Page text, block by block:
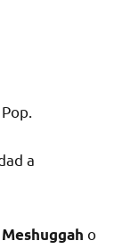
a
Meshuggah o